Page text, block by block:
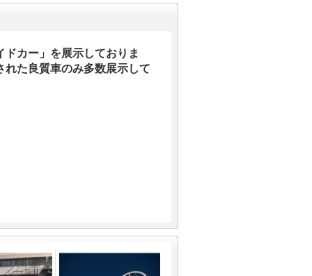
カー」を展示しておりま
た良質車のみ多数展示して